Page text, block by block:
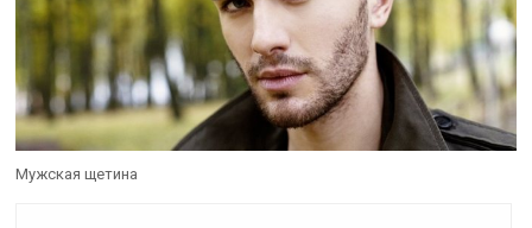
Мужская щетина